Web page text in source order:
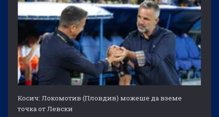
Косич: Локомотив (Пловдив) можеше да вземе
точка от Левски